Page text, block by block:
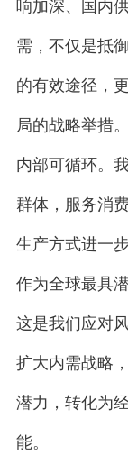
响加深、国内
需，不仅是抵
的有效途径，
局的战略举措
内部可循环。
群体，服务消
生产方式进一
作为全球最具
这是我们应对
扩大内需战略
潜力，转化为
能。